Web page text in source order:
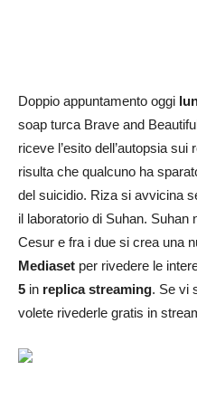
Doppio appuntamento oggi
soap turca Brave and
riceve l’esito dell’autopsia
risulta che qualcuno ha
del suicidio. Riza si avvicina
il laboratorio di Suhan.
Cesur e fra i due si crea una
Mediaset per rivedere le
5 in replica streaming. Se vi
volete rivederle gratis in